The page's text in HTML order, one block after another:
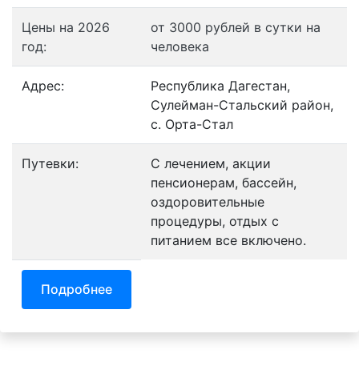
Цены на 2026
год:
от 3000 рублей в сутки на
человека
Адрес:
Республика Дагестан,
Сулейман-Стальский район,
с. Орта-Cтал
Путевки:
С лечением, акции
пенсионерам, бассейн,
оздоровительные
процедуры, отдых с
питанием все включено.
Подробнее